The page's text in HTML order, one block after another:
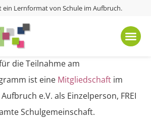
ein Lernformat von Schule im Aufbruch.
die Teilnahme am
ist eine Mitgliedschaft im
e.V. als Einzelperson, FREI
Schulgemeinschaft.